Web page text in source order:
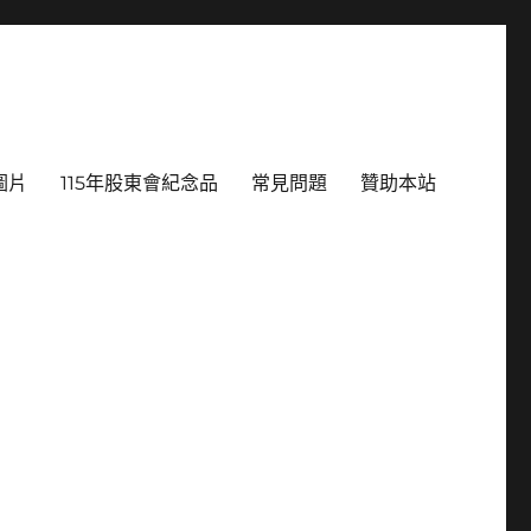
片 115年股東會紀念品 常見問題 贊助本站